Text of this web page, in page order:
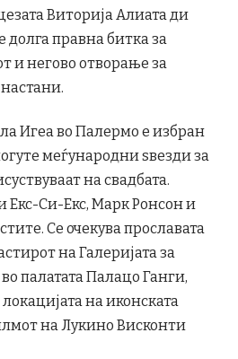
Виторија Алиата ди
правна битка за
и негово отворање за
Игеа во Палермо е избран
меѓународни ѕвезди за
на свадбата.
Екс-Си-Екс, Марк Ронсон и
Се очекува прославата
на Галеријата за
палатата Палацо Ганги,
на иконската
на Лукино Висконти